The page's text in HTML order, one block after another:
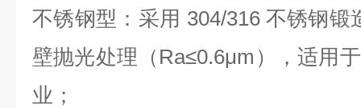
不锈钢型：采用 304/316 不锈钢锻
壁抛光处理（Ra≤0.6μm），适用
业；